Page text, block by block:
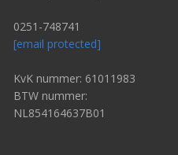
0251-748741
[email protected]
KvK nummer: 61011983
BTW nummer:
NL854164637B01